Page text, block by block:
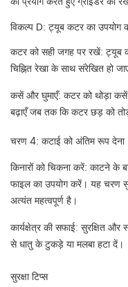
विकल्प D: ट्यूब कटर का उपयोग
कटर को सही जगह पर रखें: ट्यूब
चिह्नित रेखा के साथ संरेखित हो
कसें और घुमाएँ: कटर को थोड़ा
बढ़ाएँ जब तक कि कटर छड़ को
चरण 4: कटाई को अंतिम रूप देना
किनारों को चिकना करें: काटने के
फाइल का उपयोग करें। यह चरण
अत्यंत महत्वपूर्ण है।
कार्यक्षेत्र की सफाई: सुरक्षित
से धातु के टुकड़े या मलबा हटा दें।
सुरक्षा टिप्स